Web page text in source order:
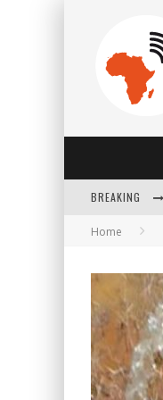
BREAKING
Home